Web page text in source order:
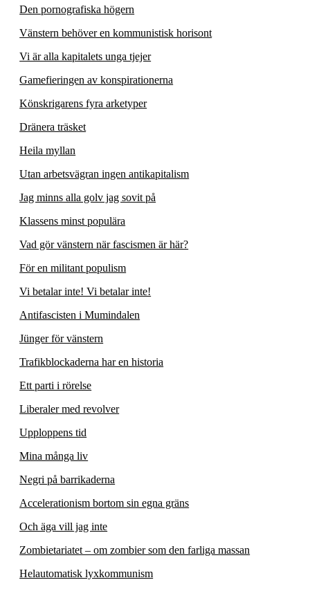
Den pornografiska högern
Vänstern behöver en kommunistisk horisont
Vi är alla kapitalets unga tjejer
Gamefieringen av konspirationerna
Könskrigarens fyra arketyper
Dränera träsket
Heila myllan
Utan arbetsvägran ingen antikapitalism
Jag minns alla golv jag sovit på
Klassens minst populära
Vad gör vänstern när fascismen är här?
För en militant populism
Vi betalar inte! Vi betalar inte!
Antifascisten i Mumindalen
Jünger för vänstern
Trafikblockaderna har en historia
Ett parti i rörelse
Liberaler med revolver
Upploppens tid
Mina många liv
Negri på barrikaderna
Accelerationism bortom sin egna gräns
Och äga vill jag inte
Zombietariatet – om zombier som den farliga massan
Helautomatisk lyxkommunism